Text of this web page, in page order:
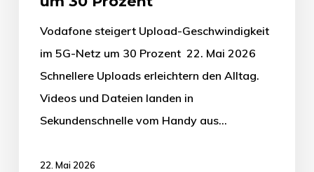
Vodafone steigert Upload-Geschwindigkeit
im 5G-Netz um 30 Prozent 22. Mai 2026
Schnellere Uploads erleichtern den Alltag.
Videos und Dateien landen in
Sekundenschnelle vom Handy aus…
22. Mai 2026